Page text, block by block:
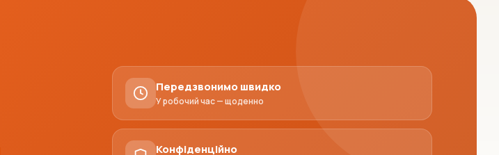
Передзвонимо швидко
У робочий час — щоденно
Конфіденційно